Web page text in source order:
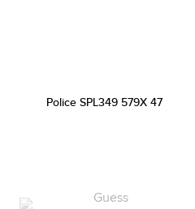
Police SPL349 579X 47